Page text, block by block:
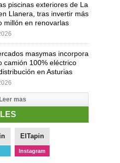
piscinas exteriores de La
Llanera, tras invertir más
millón en renovarlas
masymas incorpora
camión 100% eléctrico
en Asturias
Leer mas
ElTapin
Instagram